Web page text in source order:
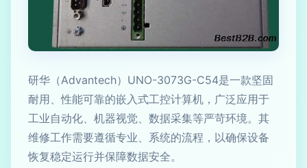
研华（Advantech）UNO-3073G-C54是一款坚固
耐用、性能可靠的嵌入式工控计算机，广泛应用于
工业自动化、机器视觉、数据采集等严苛环境。其
维修工作需要遵循专业、系统的流程，以确保设备
恢复稳定运行并保障数据安全。